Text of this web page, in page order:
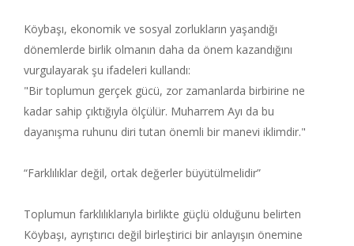
Köybaşı, ekonomik ve sosyal zorlukların yaşandığı
dönemlerde birlik olmanın daha da önem kazandığını
vurgulayarak şu ifadeleri kullandı:
"Bir toplumun gerçek gücü, zor zamanlarda birbirine ne
kadar sahip çıktığıyla ölçülür. Muharrem Ayı da bu
dayanışma ruhunu diri tutan önemli bir manevi iklimdir."
“Farklılıklar değil, ortak değerler büyütülmelidir”
Toplumun farklılıklarıyla birlikte güçlü olduğunu belirten
Köybaşı, ayrıştırıcı değil birleştirici bir anlayışın önemine